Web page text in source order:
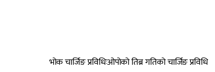
भोक चार्जिङ प्रविधिःओपोको तिब्र गतिको चार्जिङ प्रविधि